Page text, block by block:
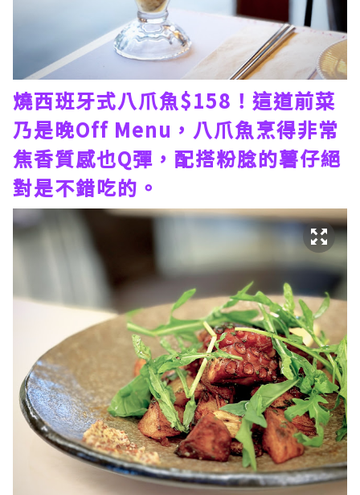
燒西班牙式八爪魚$158！這道前菜
乃是晚Off Menu，八爪魚烹得非常
焦香質感也Q彈，配搭粉腍的薯仔絕
對是不錯吃的。